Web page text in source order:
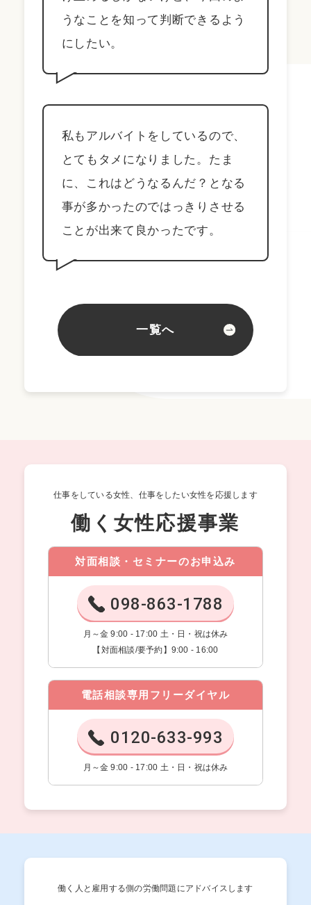
うなことを知って判断できるよう
にしたい。
私もアルバイトをしているので、
とてもタメになりました。たま
に、これはどうなるんだ？となる
事が多かったのではっきりさせる
ことが出来て良かったです。
一覧へ
仕事をしている女性、仕事をしたい女性を応援します
働く女性応援事業
対面相談・セミナーのお申込み
098-863-1788
月～金 9:00 - 17:00 土・日・祝は休み
【対面相談/要予約】9:00 - 16:00
電話相談専用フリーダイヤル
0120-633-993
月～金 9:00 - 17:00 土・日・祝は休み
働く人と雇用する側の労働問題にアドバイスします